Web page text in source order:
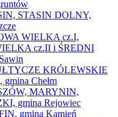
Ład: Program
Dróg
drogi powiatowej
8+700 do km 20+180,01
Czułczyce Duże
Nr 1819L od km
oraz od km 5+690
na odcinku Staw-